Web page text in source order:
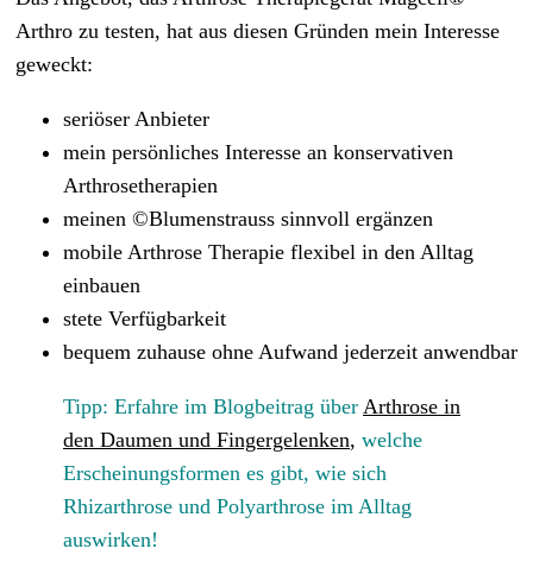
Arthro zu testen, hat aus diesen Gründen mein Interesse
geweckt:
seriöser Anbieter
mein persönliches Interesse an konservativen
Arthrosetherapien
meinen ©Blumenstrauss sinnvoll ergänzen
mobile Arthrose Therapie flexibel in den Alltag
einbauen
stete Verfügbarkeit
bequem zuhause ohne Aufwand jederzeit anwendbar
Tipp: Erfahre im Blogbeitrag über Arthrose in
den Daumen und Fingergelenken, welche
Erscheinungsformen es gibt, wie sich
Rhizarthrose und Polyarthrose im Alltag
auswirken!